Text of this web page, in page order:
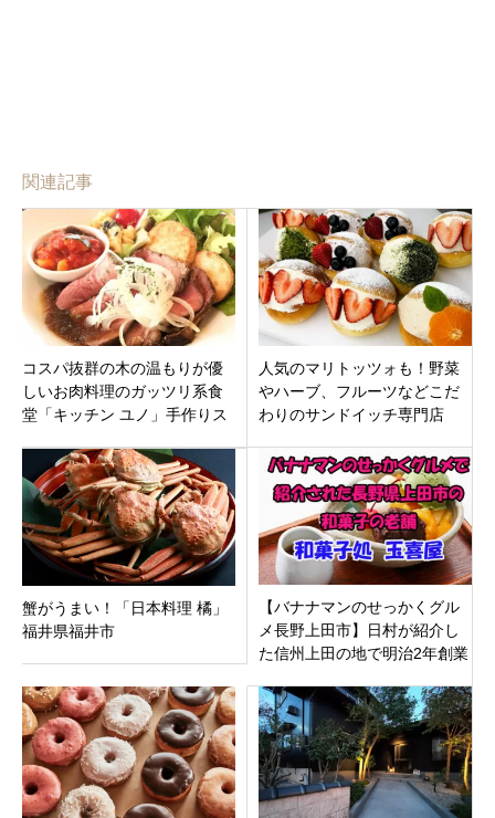
関連記事
コスパ抜群の木の温もりが優
しいお肉料理のガッツリ系食
堂「キッチン ユノ」手作りス
人気のマリトッツォも！野菜
やハーブ、フルーツなどこだ
わりのサンドイッチ専門店
店」石川県野々市市
蟹がうまい！「日本料理 橘」
福井県福井市
【バナナマンのせっかくグル
メ長野上田市】日村が紹介し
た信州上田の地で明治2年創業
喜屋」